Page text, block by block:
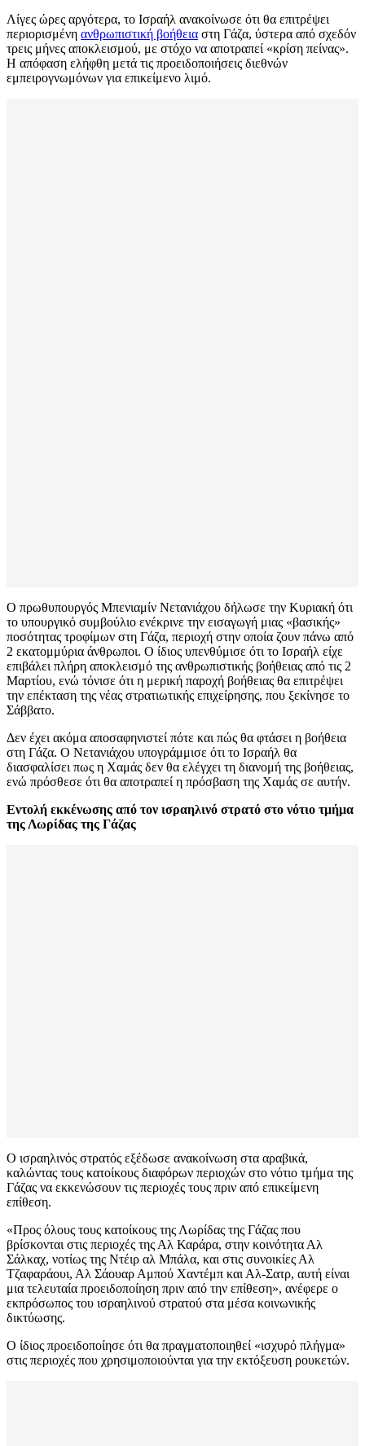
Λίγες ώρες αργότερα, το Ισραήλ ανακοίνωσε ότι θα επιτρέψει
περιορισμένη ανθρωπιστική βοήθεια στη Γάζα, ύστερα από σχεδόν
τρεις μήνες αποκλεισμού, με στόχο να αποτραπεί «κρίση πείνας».
Η απόφαση ελήφθη μετά τις προειδοποιήσεις διεθνών
εμπειρογνωμόνων για επικείμενο λιμό.
Ο πρωθυπουργός Μπενιαμίν Νετανιάχου δήλωσε την Κυριακή ότι
το υπουργικό συμβούλιο ενέκρινε την εισαγωγή μιας «βασικής»
ποσότητας τροφίμων στη Γάζα, περιοχή στην οποία ζουν πάνω από
2 εκατομμύρια άνθρωποι. Ο ίδιος υπενθύμισε ότι το Ισραήλ είχε
επιβάλει πλήρη αποκλεισμό της ανθρωπιστικής βοήθειας από τις 2
Μαρτίου, ενώ τόνισε ότι η μερική παροχή βοήθειας θα επιτρέψει
την επέκταση της νέας στρατιωτικής επιχείρησης, που ξεκίνησε το
Σάββατο.
Δεν έχει ακόμα αποσαφηνιστεί πότε και πώς θα φτάσει η βοήθεια
στη Γάζα. Ο Νετανιάχου υπογράμμισε ότι το Ισραήλ θα
διασφαλίσει πως η Χαμάς δεν θα ελέγχει τη διανομή της βοήθειας,
ενώ πρόσθεσε ότι θα αποτραπεί η πρόσβαση της Χαμάς σε αυτήν.
Εντολή εκκένωσης από τον ισραηλινό στρατό στο νότιο τμήμα
της Λωρίδας της Γάζας
Ο ισραηλινός στρατός εξέδωσε ανακοίνωση στα αραβικά,
καλώντας τους κατοίκους διαφόρων περιοχών στο νότιο τμήμα της
Γάζας να εκκενώσουν τις περιοχές τους πριν από επικείμενη
επίθεση.
«Προς όλους τους κατοίκους της Λωρίδας της Γάζας που
βρίσκονται στις περιοχές της Αλ Καράρα, στην κοινότητα Αλ
Σάλκαχ, νοτίως της Ντέιρ αλ Μπάλα, και στις συνοικίες Αλ
Τζαφαράουι, Αλ Σάουαρ Αμπού Χαντέμπ και Αλ-Σατρ, αυτή είναι
μια τελευταία προειδοποίηση πριν από την επίθεση», ανέφερε ο
εκπρόσωπος του ισραηλινού στρατού στα μέσα κοινωνικής
δικτύωσης.
Ο ίδιος προειδοποίησε ότι θα πραγματοποιηθεί «ισχυρό πλήγμα»
στις περιοχές που χρησιμοποιούνται για την εκτόξευση ρουκετών.